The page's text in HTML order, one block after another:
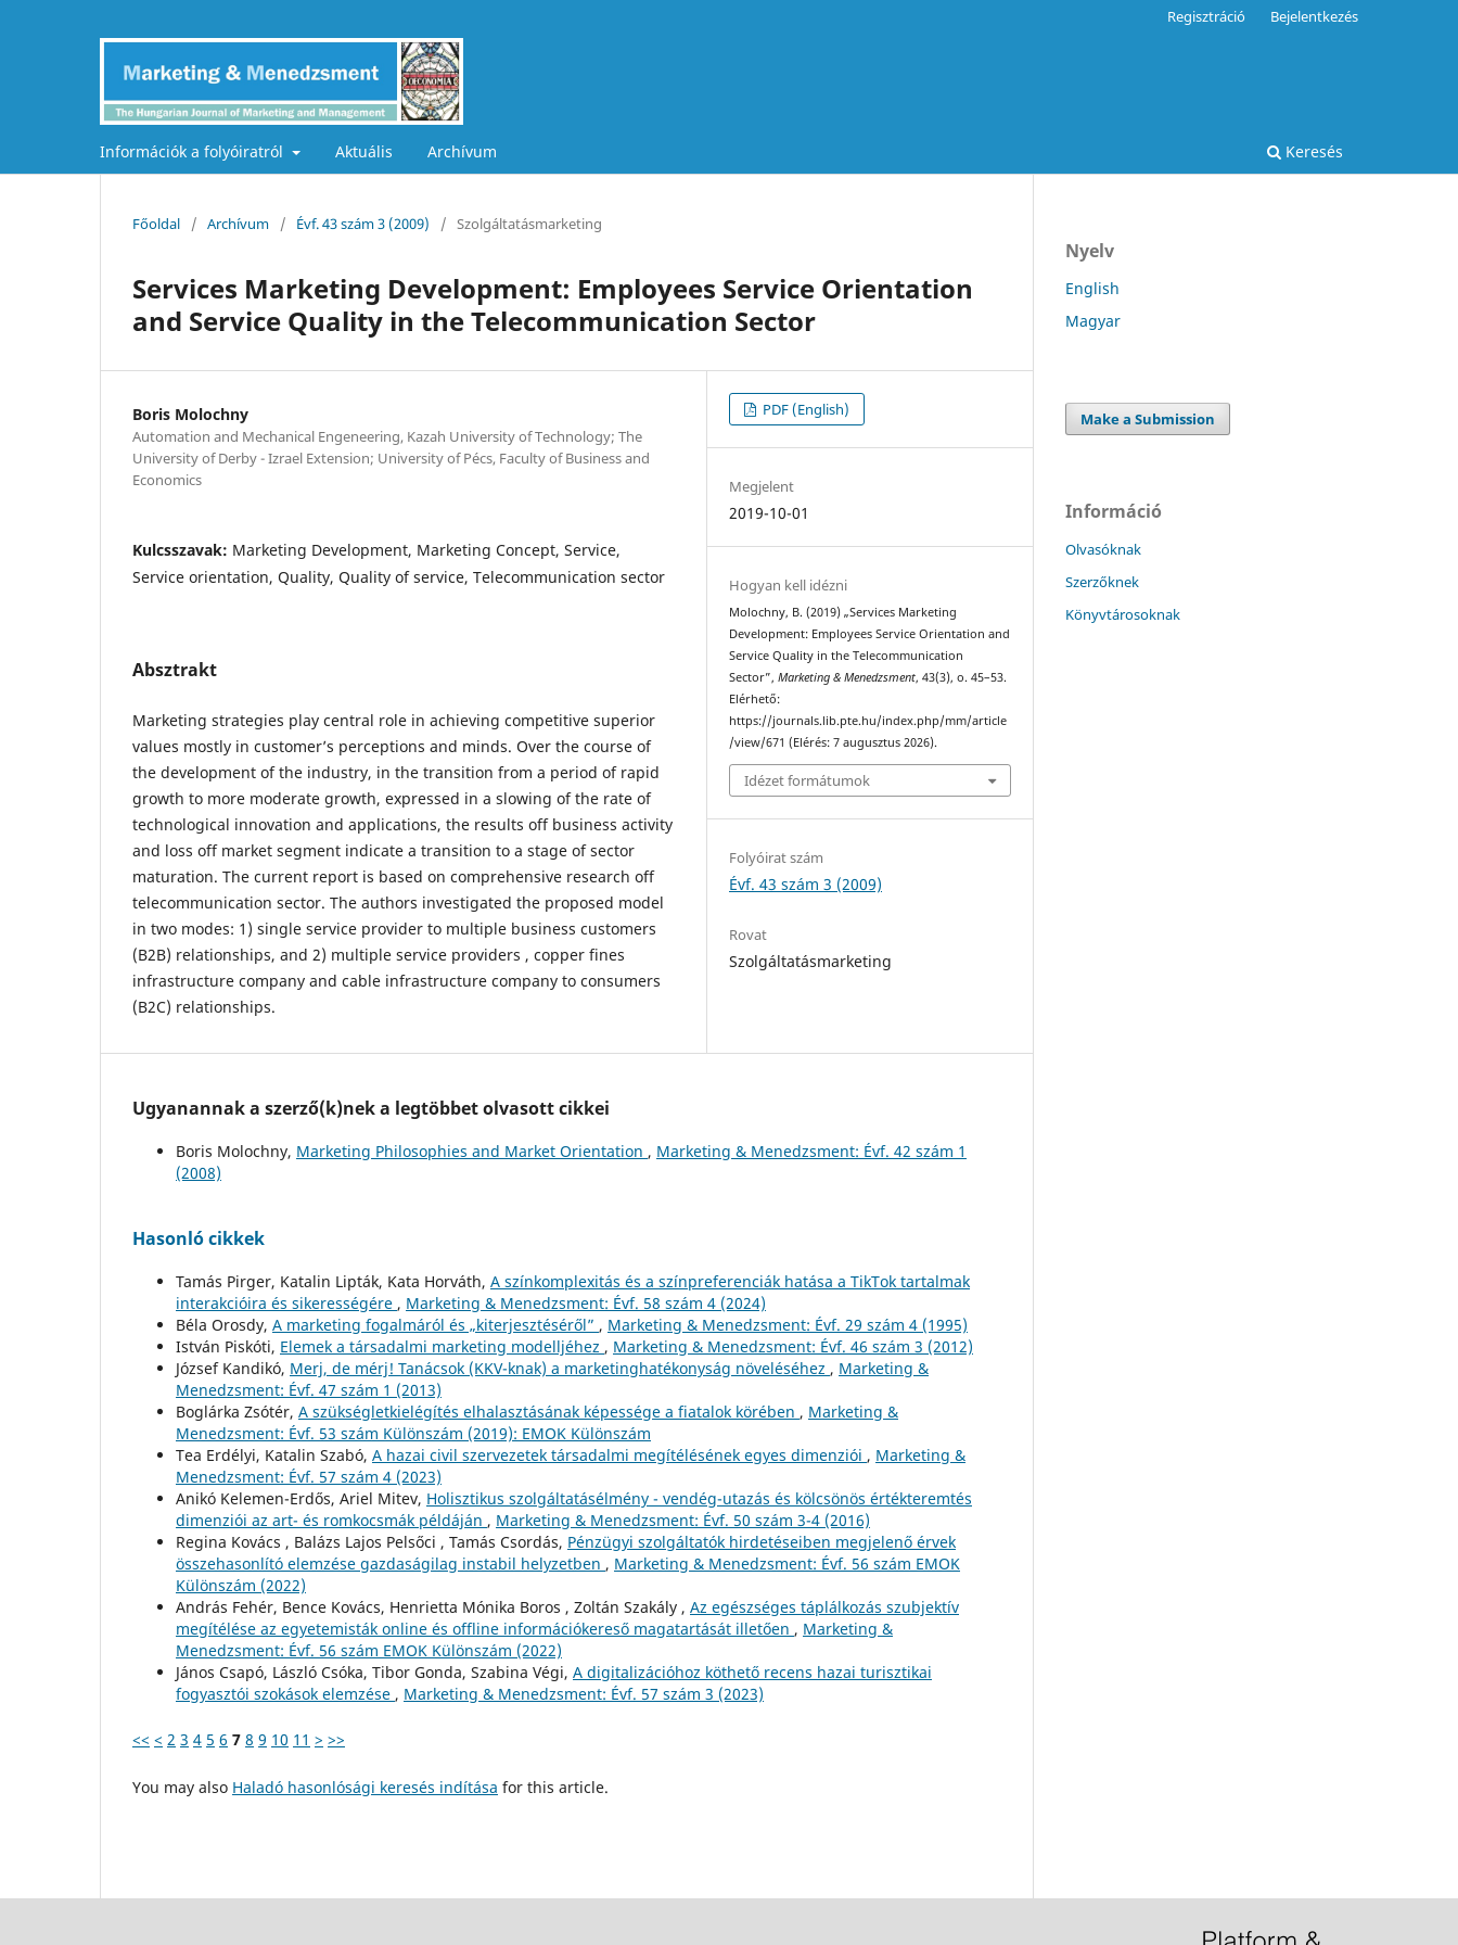
Információk a folyóiratról Aktuális Archívum Keresés
Regisztráció Bejelentkezés
Főoldal / Archívum / Évf. 43 szám 3 (2009) / Szolgáltatásmarketing
Services Marketing Development: Employees Service Orientation
and Service Quality in the Telecommunication Sector
Boris Molochny
Automation and Mechanical Engeneering, Kazah University of Technology; The
University of Derby - Izrael Extension; University of Pécs, Faculty of Business and
Economics
Kulcsszavak: Marketing Development, Marketing Concept, Service,
Service orientation, Quality, Quality of service, Telecommunication sector
Absztrakt
Marketing strategies play central role in achieving competitive superior
values mostly in customer’s perceptions and minds. Over the course of
the development of the industry, in the transition from a period of rapid
growth to more moderate growth, expressed in a slowing of the rate of
technological innovation and applications, the results off business activity
and loss off market segment indicate a transition to a stage of sector
maturation. The current report is based on comprehensive research off
telecommunication sector. The authors investigated the proposed model
in two modes: 1) single service provider to multiple business customers
(B2B) relationships, and 2) multiple service providers , copper fines
infrastructure company and cable infrastructure company to consumers
(B2C) relationships.
PDF (English)
Megjelent
2019-10-01
Hogyan kell idézni
Molochny, B. (2019) „Services Marketing
Development: Employees Service Orientation and
Service Quality in the Telecommunication
Sector”,Marketing & Menedzsment, 43(3), o. 45–53.
Elérhető:
https://journals.lib.pte.hu/index.php/mm/article
/view/671 (Elérés: 7 augusztus 2026).
Idézet formátumok
Folyóirat szám
Évf. 43 szám 3 (2009)
Rovat
Szolgáltatásmarketing
Ugyanannak a szerző(k)nek a legtöbbet olvasott cikkei
Boris Molochny, Marketing Philosophies and Market Orientation , Marketing & Menedzsment: Évf. 42 szám 1
(2008)
Hasonló cikkek
Tamás Pirger, Katalin Lipták, Kata Horváth, A színkomplexitás és a színpreferenciák hatása a TikTok tartalmak
interakcióira és sikerességére , Marketing & Menedzsment: Évf. 58 szám 4 (2024)
Béla Orosdy, A marketing fogalmáról és „kiterjesztéséről” , Marketing & Menedzsment: Évf. 29 szám 4 (1995)
István Piskóti, Elemek a társadalmi marketing modelljéhez , Marketing & Menedzsment: Évf. 46 szám 3 (2012)
József Kandikó, Merj, de mérj! Tanácsok (KKV-knak) a marketinghatékonyság növeléséhez , Marketing &
Menedzsment: Évf. 47 szám 1 (2013)
Boglárka Zsótér, A szükségletkielégítés elhalasztásának képessége a fiatalok körében , Marketing &
Menedzsment: Évf. 53 szám Különszám (2019): EMOK Különszám
Tea Erdélyi, Katalin Szabó, A hazai civil szervezetek társadalmi megítélésének egyes dimenziói , Marketing &
Menedzsment: Évf. 57 szám 4 (2023)
Anikó Kelemen-Erdős, Ariel Mitev, Holisztikus szolgáltatásélmény - vendég-utazás és kölcsönös értékteremtés
dimenziói az art- és romkocsmák példáján , Marketing & Menedzsment: Évf. 50 szám 3-4 (2016)
Regina Kovács , Balázs Lajos Pelsőci , Tamás Csordás, Pénzügyi szolgáltatók hirdetéseiben megjelenő érvek
összehasonlító elemzése gazdaságilag instabil helyzetben , Marketing & Menedzsment: Évf. 56 szám EMOK
Különszám (2022)
András Fehér, Bence Kovács, Henrietta Mónika Boros , Zoltán Szakály , Az egészséges táplálkozás szubjektív
megítélése az egyetemisták online és offline információkereső magatartását illetően , Marketing &
Menedzsment: Évf. 56 szám EMOK Különszám (2022)
János Csapó, László Csóka, Tibor Gonda, Szabina Végi, A digitalizációhoz köthető recens hazai turisztikai
fogyasztói szokások elemzése , Marketing & Menedzsment: Évf. 57 szám 3 (2023)
<< < 2 3 4 5 6 7 8 9 10 11 > >>
You may also Haladó hasonlósági keresés indítása for this article.
Nyelv
English
Magyar
Make a Submission
Információ
Olvasóknak
Szerzőknek
Könyvtárosoknak